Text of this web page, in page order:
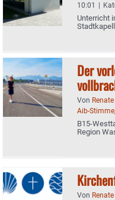
10:01 |
Unterricht
Der
Von
Aib-Stimme
B15-
Region
Von